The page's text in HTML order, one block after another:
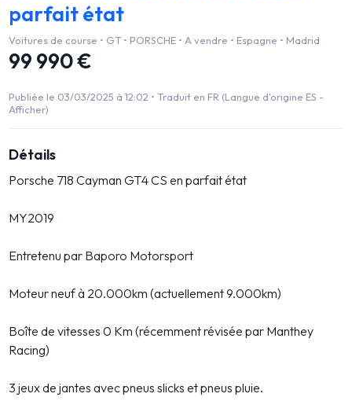
parfait état
Voitures de course • GT • PORSCHE • A vendre • Espagne • Madrid
99 990 €
Publiée le 03/03/2025 à 12:02 •Traduit en FR (Langue d'origine ES -
Afficher)
Détails
Porsche 718 Cayman GT4 CS en parfait état
MY2019
Entretenu par Baporo Motorsport
Moteur neuf à 20.000km (actuellement 9.000km)
Boîte de vitesses 0 Km (récemment révisée par Manthey
Racing)
3 jeux de jantes avec pneus slicks et pneus pluie.